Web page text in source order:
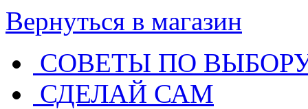
Вернуться в магазин
СОВЕТЫ ПО
СДЕЛАЙ САМ